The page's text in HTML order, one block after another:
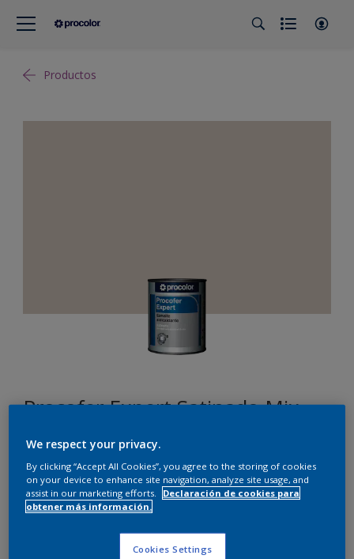
Productos
Procofer Expert Satinado Mix
Cambiar de color
We respect your privacy.
By clicking “Accept All Cookies”, you agree to the storing of cookies
on your device to enhance site navigation, analyze site usage, and
assist in our marketing efforts.
Declaración de cookies para
obtener más información.
Cookies Settings